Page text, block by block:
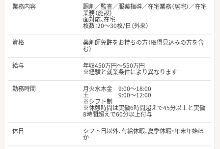
業務内容
調剤／監査／服薬指導／在宅業務（居宅）／在宅
業務（施設）
面対応、在宅
枚数：20～30枚/日（外来）
資格
薬剤師免許をお持ちの方（取得見込みの方を含
む）
給与
年収450万円～550万円
※経験と就業条件により異なります
勤務時間
月火水木金 9:00～18:00
土 9:00～12:00
※シフト制
※休憩時間は実働6時間超えで45分以上と実働
8時間超えで60分以上付与
休日
シフト日以外、有給休暇、夏季休暇・年末年始ほ
か